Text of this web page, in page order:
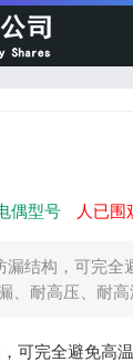
偶型号 人已围
漏结构，可完
、耐高压、耐
可完全避免高